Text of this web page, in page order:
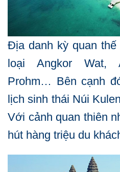
Địa danh kỳ quan
loại Angkor Wat,
Prohm… Bên cạnh
lịch sinh thái Núi
Với cảnh quan thiên
hút hàng triệu du